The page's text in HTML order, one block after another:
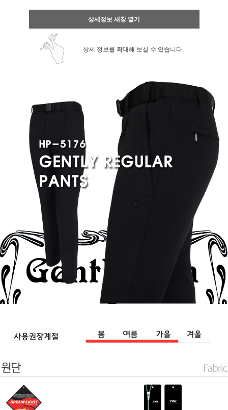
상세정보 새창 열기
상세 정보를 확대해 보실 수 있습니다.